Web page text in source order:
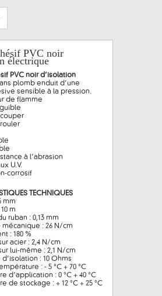
PVC noir
électrique
PVC noir d’isolation
plomb enduit d’une
sensible à la pression.
de flamme
à l’abrasion
U.V.
corrosif
TECHNIQUES
mm
m
ruban : 0,13 mm
mécanique : 26 N/cm
: 180 %
acier : 2,4 N/cm
lui-même : 2,1 N/cm
: 10 Ohms
: - 5 °C + 70 °C
d’application : 0 °C + 40 °C
de stockage : + 12 °C + 25 °C